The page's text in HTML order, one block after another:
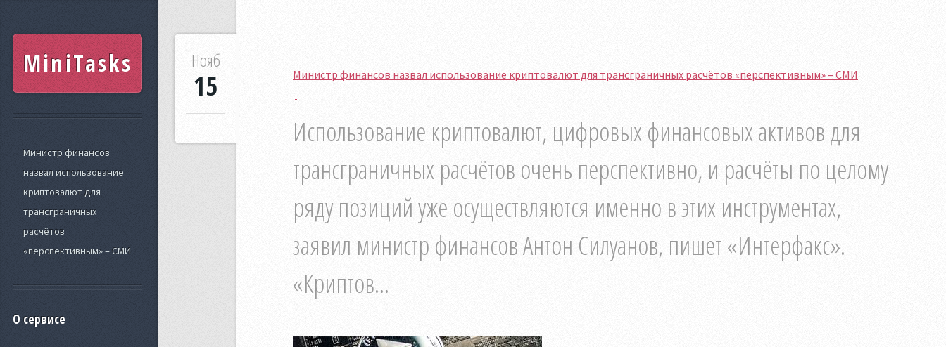
MiniTasks
Министр финансов
назвал использование
криптовалют для
трансграничных
расчётов
«перспективным» – СМИ
О сервисе
Министр финансов назвал использование криптовалют для трансграничных расчётов «перспективным» – СМИ
Использование криптовалют, цифровых финансовых активов для
трансграничных расчётов очень перспективно, и расчёты по целому
ряду позиций уже осуществляются именно в этих инструментах,
заявил министр финансов Антон Силуанов, пишет «Интерфакс».
«Криптов...
Нояб
15